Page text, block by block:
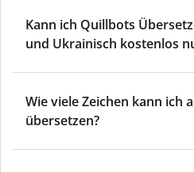
Kann ich Quillbots
und Ukrainisch kostenlos
Wie viele Zeichen kann ich
übersetzen?